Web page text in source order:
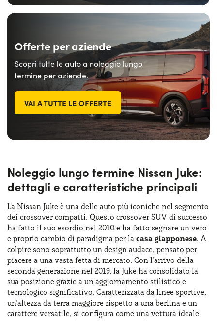
Offerte per aziende
Scopri tutte le auto a noleggio lungo
termine per aziende.
VAI A TUTTE LE OFFERTE
Noleggio lungo termine Nissan Juke:
dettagli e caratteristiche principali
La Nissan Juke è una delle auto più iconiche nel segmento
dei crossover compatti. Questo crossover SUV di successo
ha fatto il suo esordio nel 2010 e ha fatto segnare un vero
e proprio cambio di paradigma per la casa giapponese. A
colpire sono soprattutto un design audace, pensato per
piacere a una vasta fetta di mercato. Con l’arrivo della
seconda generazione nel 2019, la Juke ha consolidato la
sua posizione grazie a un aggiornamento stilistico e
tecnologico significativo. Caratterizzata da linee sportive,
un’altezza da terra maggiore rispetto a una berlina e un
carattere versatile, si configura come una vettura ideale